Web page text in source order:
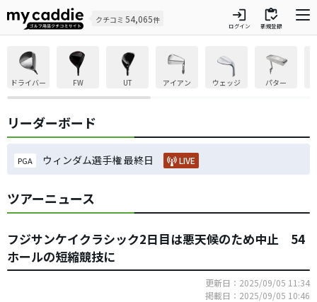
クチコミ 54,065件 login
ログイン
inventory
新規登録
ドライバー FW UT アイアン ウェッジ パター
リーダーボード
PGA ウィンダム選手権 最終日 LIVE
ツアーニュース
フジサンケイクラシック2日目は悪天候のため中止 54
ホールの短縮競技に
更新日：2025/09/05 11:34
掲載日：2025/09/05 10:46